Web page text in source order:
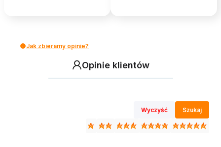
Jak zbieramy opinie?
Opinie klientów
Wyczyść Szukaj